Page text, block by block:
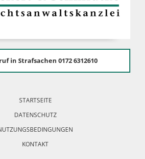
in Strafsachen 0172 6312610
STARTSEITE
DATENSCHUTZ
KONTAKT